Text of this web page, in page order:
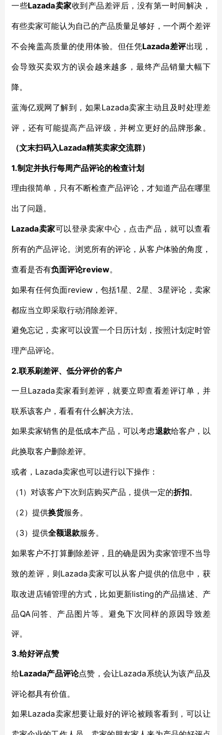
一些Lazada卖家收到产品差评后，没有第一时间解决，
有些卖家可能认为自己的产品质量足够好，一个两个差评
不会掩盖高质量的使用体验。但任凭Lazada差评出现，
会导致买卖双方的误会越来越多，最终产品销量大幅下
降。
蓝海亿观网了解到，如果Lazada卖家主动且及时处理差
评，还有可能提高产品评级，并树立更好的品牌形象。
（文末扫码入Lazada精英卖家交流群）
1.制定并执行每周产品评论的检查计划
理由很简单，只有不断检查产品评论，才知道产品在哪里
出了问题。
Lazada卖家可以登录卖家中心，点击产品，就可以查看
所有的产品评论。浏览所有的评论，从客户体验的角度，
查看是否有负面评论review。
如果有任何负面review，包括1星、2星、3星评论，卖家
都应当立即采取行动消除差评。
避免忘记，卖家可以设置一个日历计划，按照计划定时管
理产品评论。
2.联系刷差评、低分评价的客户
一旦 Lazada卖家看到差评，就要立即查看差评订单，并
联系该客户，看看有什么解决方法。
如果卖家销售的是低成本产品，可以考虑退款给客户，以
此换取客户删除差评。
或者， Lazada卖家也可以进行以下操作：
（1）对该客户下次到店购买产品，提供一定的折扣。
（2）提供换货服务。
（3）提供全额退款服务。
如果客户不打算删除差评，且的确是因为卖家管理不当导
致的差评，则 Lazada卖家可以从客户提供的信息中，获
取改进店铺管理的方式，比如更新listing的产品描述、产
品QA问答、产品图片等。避免下次同样的原因导致差
评。
3.给好评点赞
给Lazada产品评论点赞，会让Lazada系统认为该产品及
评论都具有价值。
如果Lazada卖家想要让最好的评论被顾客看到，可以让